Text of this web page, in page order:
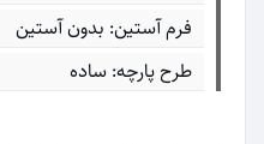
فرم آستین: بدون آستین
طرح پارچه: ساده